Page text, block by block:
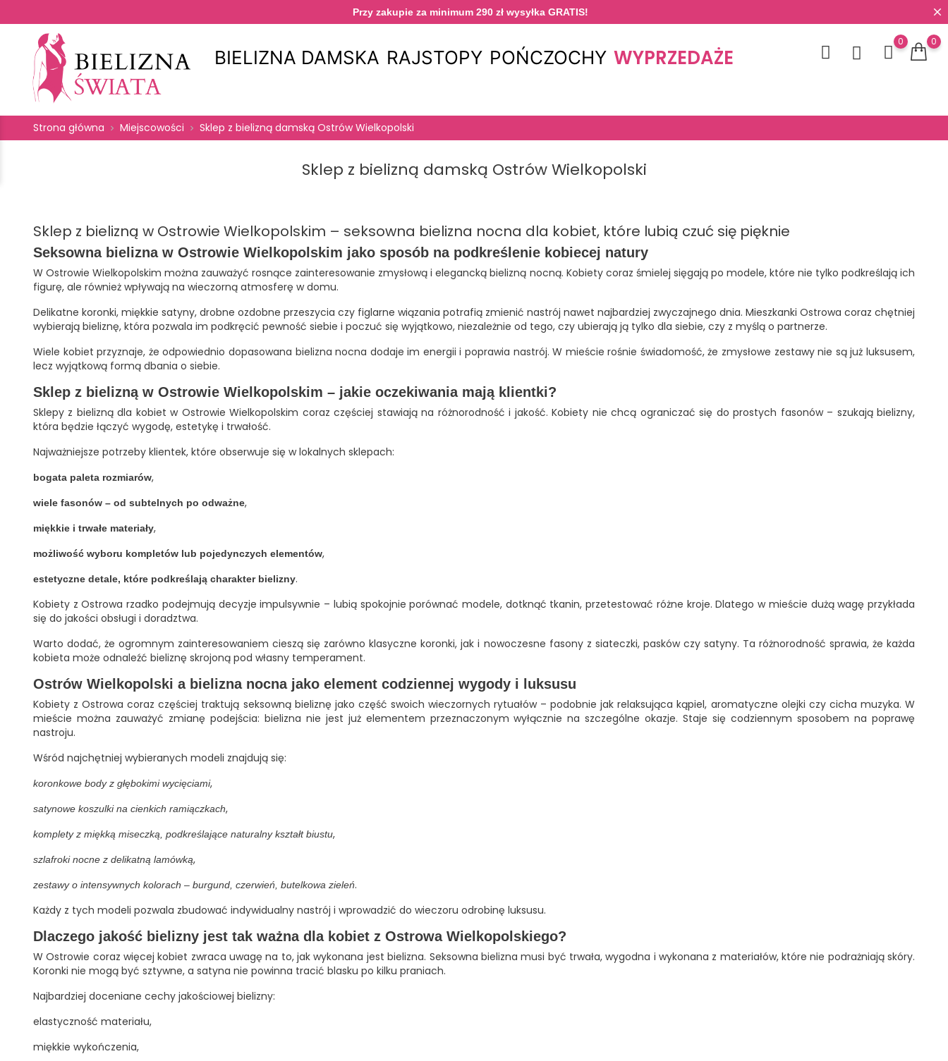
Przy zakupie za minimum 290 zł wysyłka GRATIS!
0 0
BIELIZNA DAMSKA RAJSTOPY POŃCZOCHY WYPRZEDAŻE
Strona główna Miejscowości Sklep z bielizną damską Ostrów Wielkopolski
Sklep z bielizną damską Ostrów Wielkopolski
Sklep z bielizną w Ostrowie Wielkopolskim – seksowna bielizna nocna dla kobiet, które lubią czuć się pięknie
Seksowna bielizna w Ostrowie Wielkopolskim jako sposób na podkreślenie kobiecej natury
W Ostrowie Wielkopolskim można zauważyć rosnące zainteresowanie zmysłową i elegancką bielizną nocną. Kobiety coraz śmielej sięgają po modele, które nie tylko podkreślają ich
figurę, ale również wpływają na wieczorną atmosferę w domu.
Delikatne koronki, miękkie satyny, drobne ozdobne przeszycia czy figlarne wiązania potrafią zmienić nastrój nawet najbardziej zwyczajnego dnia. Mieszkanki Ostrowa coraz chętniej
wybierają bieliznę, która pozwala im podkręcić pewność siebie i poczuć się wyjątkowo, niezależnie od tego, czy ubierają ją tylko dla siebie, czy z myślą o partnerze.
Wiele kobiet przyznaje, że odpowiednio dopasowana bielizna nocna dodaje im energii i poprawia nastrój. W mieście rośnie świadomość, że zmysłowe zestawy nie są już luksusem,
lecz wyjątkową formą dbania o siebie.
Sklep z bielizną w Ostrowie Wielkopolskim – jakie oczekiwania mają klientki?
Sklepy z bielizną dla kobiet w Ostrowie Wielkopolskim coraz częściej stawiają na różnorodność i jakość. Kobiety nie chcą ograniczać się do prostych fasonów – szukają bielizny,
która będzie łączyć wygodę, estetykę i trwałość.
Najważniejsze potrzeby klientek, które obserwuje się w lokalnych sklepach:
bogata paleta rozmiarów,
wiele fasonów – od subtelnych po odważne,
miękkie i trwałe materiały,
możliwość wyboru kompletów lub pojedynczych elementów,
estetyczne detale, które podkreślają charakter bielizny.
Kobiety z Ostrowa rzadko podejmują decyzje impulsywnie – lubią spokojnie porównać modele, dotknąć tkanin, przetestować różne kroje. Dlatego w mieście dużą wagę przykłada
się do jakości obsługi i doradztwa.
Warto dodać, że ogromnym zainteresowaniem cieszą się zarówno klasyczne koronki, jak i nowoczesne fasony z siateczki, pasków czy satyny. Ta różnorodność sprawia, że każda
kobieta może odnaleźć bieliznę skrojoną pod własny temperament.
Ostrów Wielkopolski a bielizna nocna jako element codziennej wygody i luksusu
Kobiety z Ostrowa coraz częściej traktują seksowną bieliznę jako część swoich wieczornych rytuałów – podobnie jak relaksująca kąpiel, aromatyczne olejki czy cicha muzyka. W
mieście można zauważyć zmianę podejścia: bielizna nie jest już elementem przeznaczonym wyłącznie na szczególne okazje. Staje się codziennym sposobem na poprawę
nastroju.
Wśród najchętniej wybieranych modeli znajdują się:
koronkowe body z głębokimi wycięciami,
satynowe koszulki na cienkich ramiączkach,
komplety z miękką miseczką, podkreślające naturalny kształt biustu,
szlafroki nocne z delikatną lamówką,
zestawy o intensywnych kolorach – burgund, czerwień, butelkowa zieleń.
Każdy z tych modeli pozwala zbudować indywidualny nastrój i wprowadzić do wieczoru odrobinę luksusu.
Dlaczego jakość bielizny jest tak ważna dla kobiet z Ostrowa Wielkopolskiego?
W Ostrowie coraz więcej kobiet zwraca uwagę na to, jak wykonana jest bielizna. Seksowna bielizna musi być trwała, wygodna i wykonana z materiałów, które nie podrażniają skóry.
Koronki nie mogą być sztywne, a satyna nie powinna tracić blasku po kilku praniach.
Najbardziej doceniane cechy jakościowej bielizny:
elastyczność materiału,
miękkie wykończenia,